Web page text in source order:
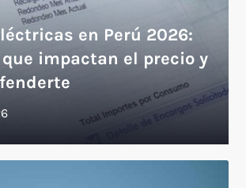
en Perú 2026:
impactan el precio y